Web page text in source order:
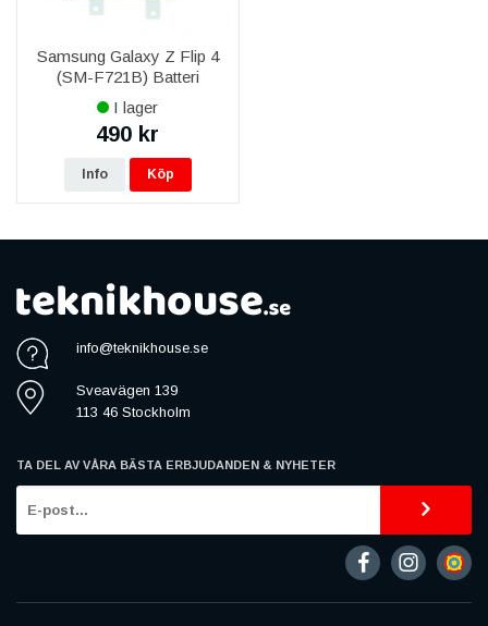
Samsung Galaxy Z Flip 4
(SM-F721B) Batteri
2630mAh Original
I lager
490 kr
Info Köp
info@teknikhouse.se
Sveavägen 139
113 46 Stockholm
TA DEL AV VÅRA BÄSTA ERBJUDANDEN & NYHETER